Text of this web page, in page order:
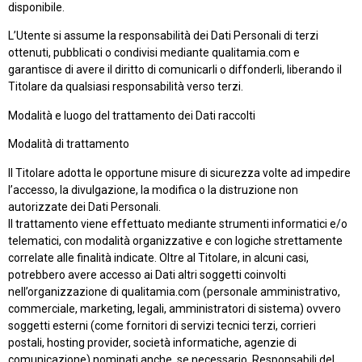
disponibile.
L’Utente si assume la responsabilità dei Dati Personali di terzi
ottenuti, pubblicati o condivisi mediante qualitamia.com e
garantisce di avere il diritto di comunicarli o diffonderli, liberando il
Titolare da qualsiasi responsabilità verso terzi.
Modalità e luogo del trattamento dei Dati raccolti
Modalità di trattamento
Il Titolare adotta le opportune misure di sicurezza volte ad impedire
l’accesso, la divulgazione, la modifica o la distruzione non
autorizzate dei Dati Personali.
Il trattamento viene effettuato mediante strumenti informatici e/o
telematici, con modalità organizzative e con logiche strettamente
correlate alle finalità indicate. Oltre al Titolare, in alcuni casi,
potrebbero avere accesso ai Dati altri soggetti coinvolti
nell’organizzazione di qualitamia.com (personale amministrativo,
commerciale, marketing, legali, amministratori di sistema) ovvero
soggetti esterni (come fornitori di servizi tecnici terzi, corrieri
postali, hosting provider, società informatiche, agenzie di
comunicazione) nominati anche, se necessario, Responsabili del